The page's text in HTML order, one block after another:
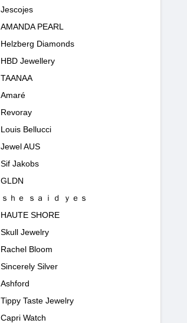
Jescojes
AMANDA PEARL
Helzberg Diamonds
HBD Jewellery
TAANAA
Amaré
Revoray
Louis Bellucci
Jewel AUS
Sif Jakobs
GLDN
ｓｈｅ ｓａｉｄ ｙｅｓ
HAUTE SHORE
Skull Jewelry
Rachel Bloom
Sincerely Silver
Ashford
Tippy Taste Jewelry
Capri Watch